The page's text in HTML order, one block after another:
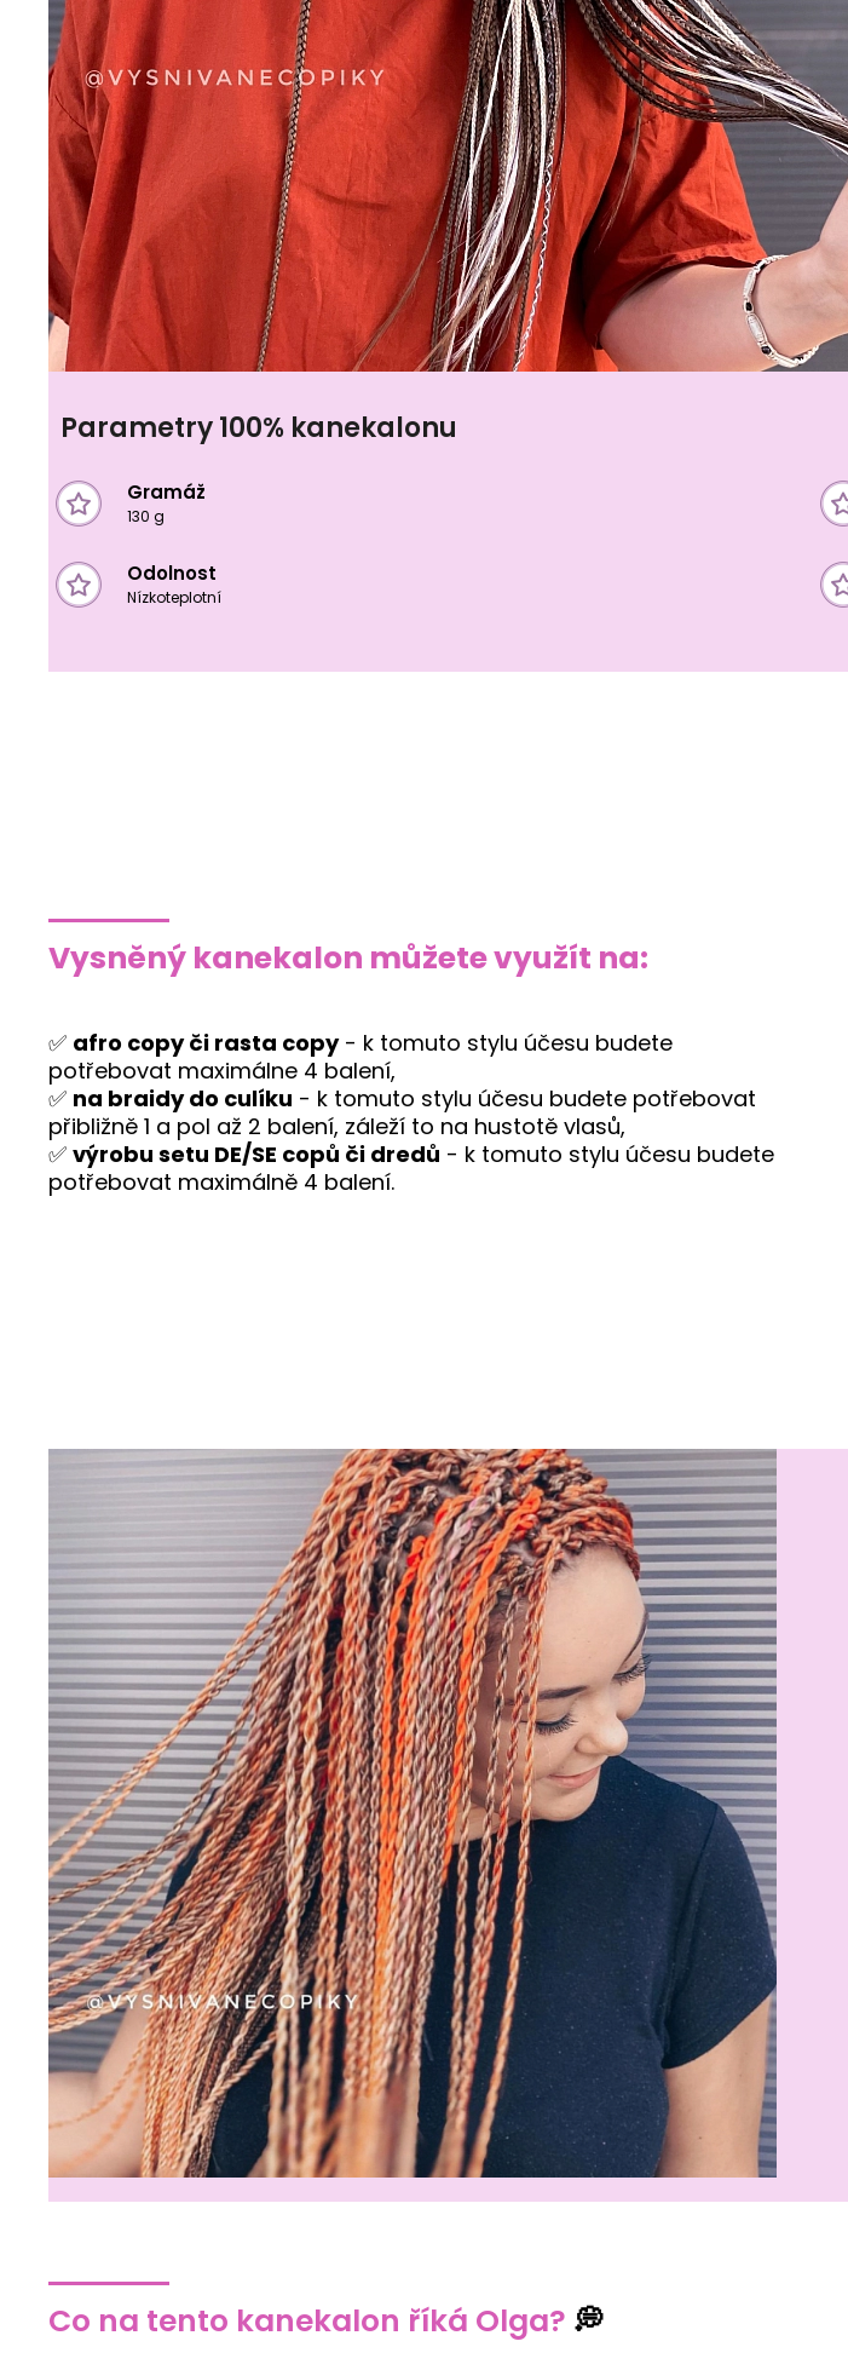
Parametry 100% kanekalonu
Gramáž
130 g
Odolnost
Nízkoteplotní
Vysněný kanekalon můžete využít na:
✅ afro copy či rasta copy- k tomuto stylu účesu budete
potřebovat maximálne 4 balení,
✅ na braidy do culíku - k tomuto stylu účesu budete potřebovat
přibližně 1 a pol až 2 balení, záleží to na hustotě vlasů,
✅ výrobu setu DE/SE copů či dredů - k tomuto stylu účesu budete
potřebovat maximálně 4 balení.
Co na tento kanekalon říká Olga? 💭